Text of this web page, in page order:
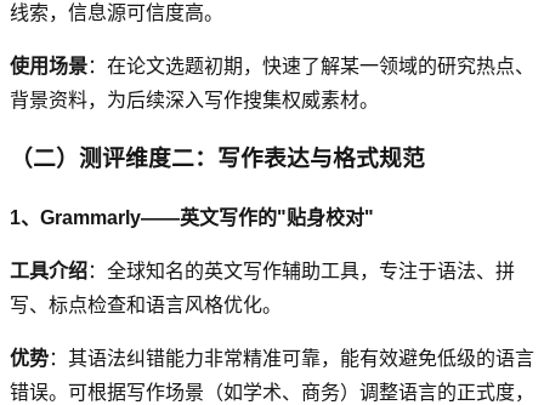
线索，信息源可信度高。
使用场景：在论文选题初期，快速了解某一领域的研究热点、
背景资料，为后续深入写作搜集权威素材。
（二）测评维度二：写作表达与格式规范
1、Grammarly——英文写作的"贴身校对"
工具介绍：全球知名的英文写作辅助工具，专注于语法、拼
写、标点检查和语言风格优化。
优势：其语法纠错能力非常精准可靠，能有效避免低级的语言
错误。可根据写作场景（如学术、商务）调整语言的正式度，